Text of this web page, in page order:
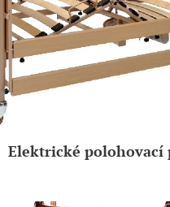
Elektrické polohovací